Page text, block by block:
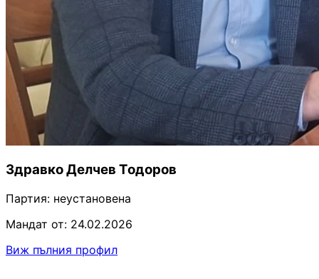
Здравко Делчев Тодоров
Партия: неустановена
Мандат от: 24.02.2026
Виж пълния профил